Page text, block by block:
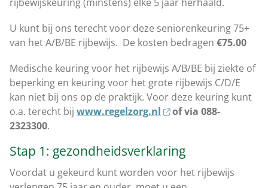
U kunt bij ons terecht voor deze seniorenkeuring 75+
van het A/B/BE rijbewijs. De kosten bedragen €75.00
Medische keuring voor het rijbewijs A/B/BE bij ziekte of
beperking en keuring voor het grote rijbewijs C/D/E
kan niet bij ons op de praktijk. Voor deze keuring kunt
o.a. terecht bij www.regelzorg.nl
of via 088-
2323300.
Stap 1: gezondheidsverklaring
Voordat u gekeurd kunt worden voor het rijbewijs